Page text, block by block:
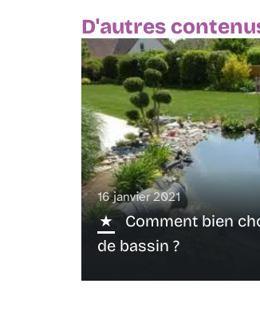
D'autres
16 janvier 2021
Comment bien
de bassin ?